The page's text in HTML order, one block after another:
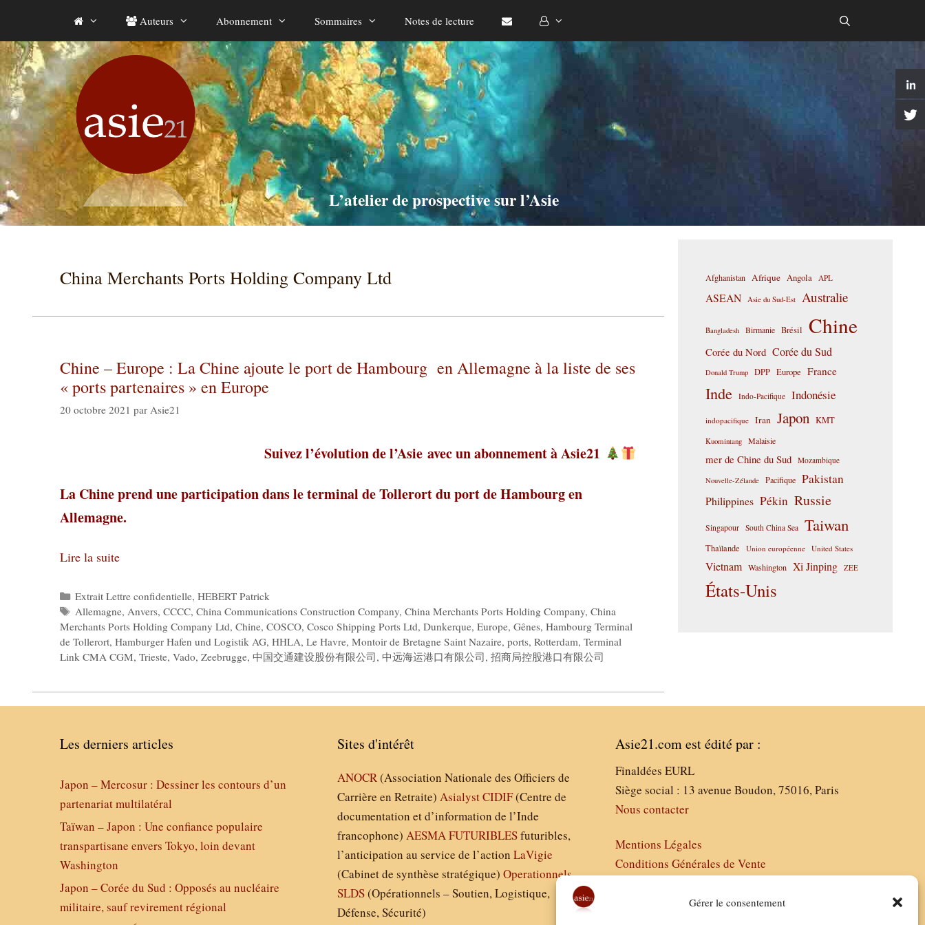
Gérer le consentement
contenu
Auteurs Abonnement Sommaires Notes de lecture
L’atelier de prospective sur l’Asie
China Merchants Ports Holding Company Ltd
Chine – Europe : La Chine ajoute le port de Hambourg en Allemagne à la liste de ses
« ports partenaires » en Europe
20 octobre 2021 par Asie21
Suivez l’évolution de l’Asie avec un abonnement à Asie21
La Chine prend une participation dans le terminal de Tollerort du port de Hambourg en
Allemagne.
Lire la suite
Catégories
Extrait Lettre confidentielle,HEBERT Patrick
Étiquettes
Allemagne, Anvers,CCCC,China Communications Construction Company,China Merchants Ports Holding Company,China
Merchants Ports Holding Company Ltd, Chine, COSCO, Cosco Shipping Ports Ltd, Dunkerque, Europe, Gênes, Hambourg Terminal
de Tollerort, Hamburger Hafen und Logistik AG, HHLA, Le Havre, Montoir de Bretagne Saint Nazaire, ports, Rotterdam, Terminal
Link CMA CGM, Trieste, Vado, Zeebrugge, 中国交通建设股份有限公司, 中远海运港口有限公司, 招商局控股港口有限公司
Afghanistan Afrique Angola APL
ASEAN Asie du Sud-Est Australie
Bangladesh Birmanie Brésil Chine
Corée du Nord Corée du Sud
Donald Trump DPP Europe France
Inde Indo-Pacifique Indonésie
indopacifique Iran Japon KMT
Kuomintang Malaisie
mer de Chine du Sud Mozambique
Nouvelle-Zélande Pacifique Pakistan
Philippines Pékin Russie
Singapour South China Sea Taiwan
Thaïlande Union européenne United States
Vietnam Washington Xi Jinping ZEE
États-Unis
Les derniers articles
Japon – Mercosur : Dessiner les contours d’un
partenariat multilatéral
Taïwan – Japon : Une confiance populaire
transpartisane envers Tokyo, loin devant
Washington
Japon – Corée du Sud : Opposés au nucléaire
militaire, sauf revirement régional
Sites d'intérêt
ANOCR(Association Nationale des Officiers de
Carrière en Retraite)AsialystCIDIF(Centre de
documentation et d’information de l’Inde
francophone)AESMAFUTURIBLESfuturibles,
l’anticipation au service de l’actionLaVigie
(Cabinet de synthèse stratégique)Operationnels
SLDS(Opérationnels – Soutien, Logistique,
Défense, Sécurité)
Asie21.com est édité par :
Finaldées EURL
Siège social : 13 avenue Boudon, 75016, Paris
Nous contacter
Mentions Légales
Conditions Générales de Vente